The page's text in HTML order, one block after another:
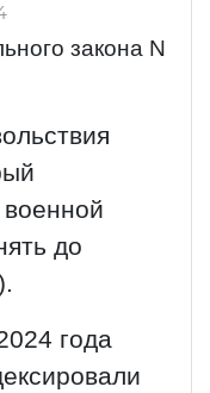
закона N
до
года